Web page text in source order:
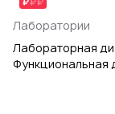
Лаборатории
Лабораторная
Функциональная